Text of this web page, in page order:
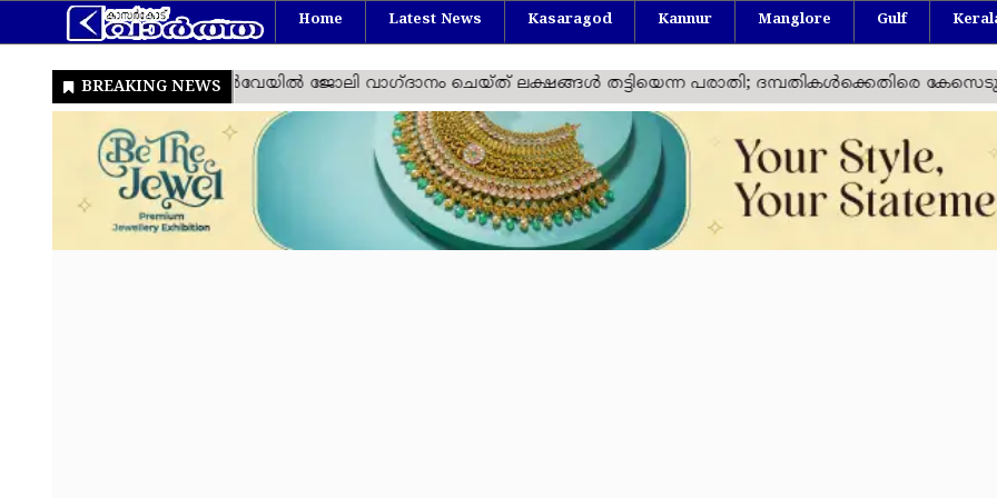
Home Latest News Kasaragod Kannur Manglore Gulf